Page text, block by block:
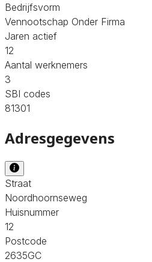
Bedrijfsvorm
Vennootschap Onder Firma
Jaren actief
12
Aantal werknemers
3
SBI codes
81301
Adresgegevens
Straat
Noordhoornseweg
Huisnummer
12
Postcode
2635GC